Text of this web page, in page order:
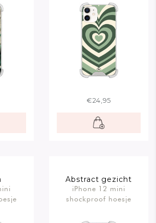
€24,95
Abstract gezicht
bruin
iPhone 12 mini
shockproof hoesje